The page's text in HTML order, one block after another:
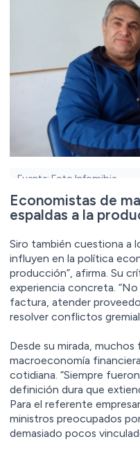
Fuente: Foto Infomibia
Economistas de
espaldas a la
Siro también cuestiona a
influyen en la política
producción”, afirma. Su
experiencia concreta.
factura, atender
resolver conflictos
Desde su mirada,
macroeconomía
cotidiana. “Siempre
definición dura que
Para el referente
ministros preocupados
demasiado pocos